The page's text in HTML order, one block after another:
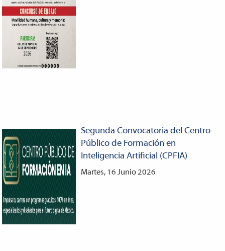
Segunda Convocatoria del Centro
Público de Formación en
Inteligencia Artificial (CPFIA)
Martes, 16 Junio 2026